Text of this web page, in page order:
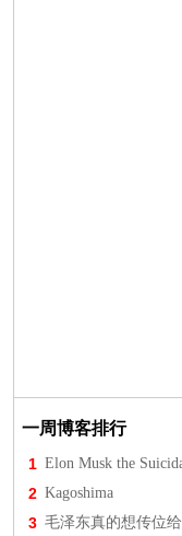
一周博客排行
1 Elon Musk the
2 Kagoshima
3 毛泽东真的想传位